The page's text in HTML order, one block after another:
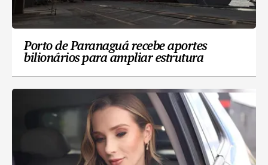
Porto de Paranaguá recebe aportes
bilionários para ampliar estrutura